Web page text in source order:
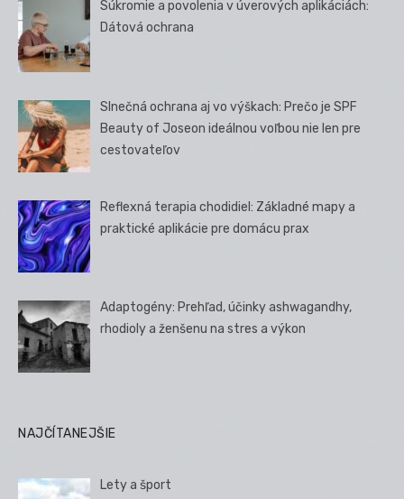
Súkromie a povolenia v úverových aplikáciách:
Dátová ochrana
Slnečná ochrana aj vo výškach: Prečo je SPF
Beauty of Joseon ideálnou voľbou nie len pre
cestovateľov
Reflexná terapia chodidiel: Základné mapy a
praktické aplikácie pre domácu prax
Adaptogény: Prehľad, účinky ashwagandhy,
rhodioly a ženšenu na stres a výkon
NAJČÍTANEJŠIE
Lety a šport